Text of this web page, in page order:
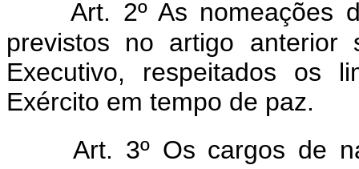
Art. 2º As nomeações
previstos no artigo
Executivo, respeitados os
Exército em tempo de paz.
Art. 3º Os cargos de